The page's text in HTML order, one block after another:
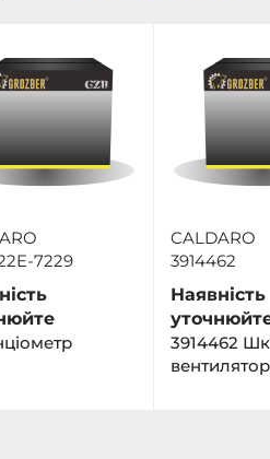
7229
CALDARO
3914462
Наявність
3914462